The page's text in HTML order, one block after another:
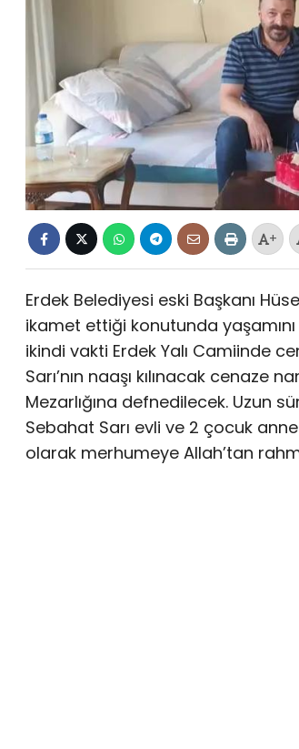
+
Erdek Belediyesi eski Başkanı
ikamet ettiği konutunda
ikindi vakti Erdek Yalı Camiinde
Sarı’nın naaşı kılınacak cenaze
Mezarlığına defnedilecek. Uzun
Sebahat Sarı evli ve 2 çocuk
olarak merhumeye Allah’tan